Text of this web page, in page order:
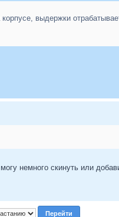
выдержки
немного скинуть или